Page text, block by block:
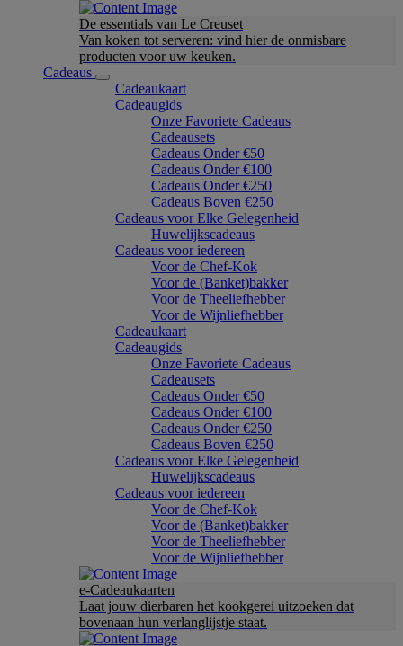
De essentials van Le Creuset
Van koken tot serveren: vind hier de onmisbare
producten voor uw keuken.
Cadeaus
Cadeaukaart
Cadeaugids
Onze Favoriete Cadeaus
Cadeausets
Cadeaus Onder €50
Cadeaus Onder €100
Cadeaus Onder €250
Cadeaus Boven €250
Cadeaus voor Elke Gelegenheid
Huwelijkscadeaus
Cadeaus voor iedereen
Voor de Chef-Kok
Voor de (Banket)bakker
Voor de Theeliefhebber
Voor de Wijnliefhebber
Cadeaukaart
Cadeaugids
Onze Favoriete Cadeaus
Cadeausets
Cadeaus Onder €50
Cadeaus Onder €100
Cadeaus Onder €250
Cadeaus Boven €250
Cadeaus voor Elke Gelegenheid
Huwelijkscadeaus
Cadeaus voor iedereen
Voor de Chef-Kok
Voor de (Banket)bakker
Voor de Theeliefhebber
Voor de Wijnliefhebber
e-Cadeaukaarten
Laat jouw dierbaren het kookgerei uitzoeken dat
bovenaan hun verlanglijstje staat.